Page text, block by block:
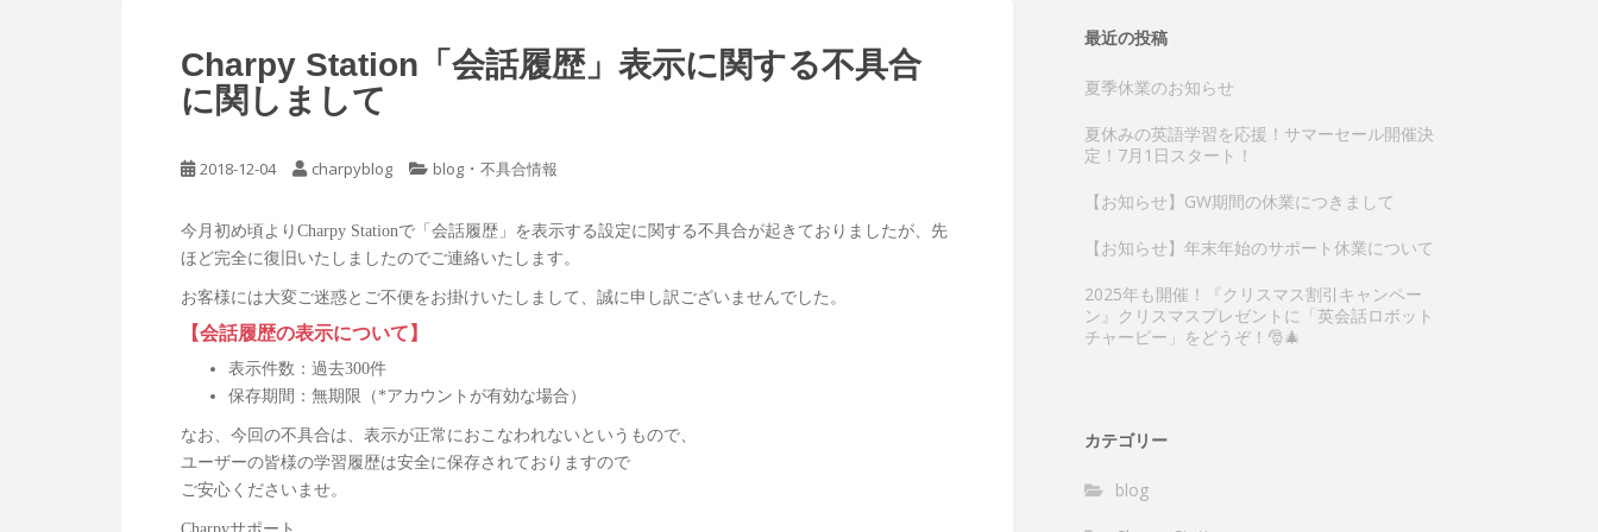
Charpy Station「会話履歴」表示に関する不具合
に関しまして
2018-12-04 charpyblog blog ・ 不具合情報
今月初め頃よりCharpy Stationで「会話履歴」を表示する設定に関する不具合が起きておりましたが、先
ほど完全に復旧いたしましたのでご連絡いたします。
お客様には大変ご迷惑とご不便をお掛けいたしまして、誠に申し訳ございませんでした。
【会話履歴の表示について】
表示件数：過去300件
保存期間：無期限（*アカウントが有効な場合）
なお、今回の不具合は、表示が正常におこなわれないというもので、
ユーザーの皆様の学習履歴は安全に保存されておりますので
ご安心くださいませ。
Charpyサポート
最近の投稿
夏季休業のお知らせ
夏休みの英語学習を応援！サマーセール開催決
定！7月1日スタート！
【お知らせ】GW期間の休業につきまして
【お知らせ】年末年始のサポート休業について
2025年も開催！『クリスマス割引キャンペー
ン』クリスマスプレゼントに「英会話ロボット
チャーピー」をどうぞ！🎅🎄
カテゴリー
blog